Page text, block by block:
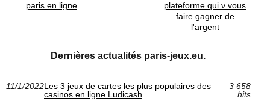
paris en ligne
plateforme qui v vous
faire gagner de
l'argent
Dernières actualités paris-jeux.eu.
11/1/2022Les 3 jeux de cartes les plus populaires des
casinos en ligne Ludicash
3 658
hits